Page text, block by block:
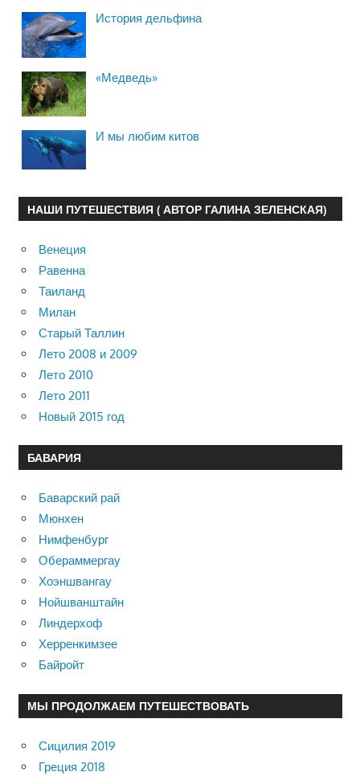
История дельфина
«Медведь»
И мы любим китов
НАШИ ПУТЕШЕСТВИЯ ( АВТОР ГАЛИНА ЗЕЛЕНСКАЯ)
Венеция
Равенна
Таиланд
Милан
Старый Таллин
Лето 2008 и 2009
Лето 2010
Лето 2011
Новый 2015 год
БАВАРИЯ
Баварский рай
Мюнхен
Нимфенбург
Обераммергау
Хоэншвангау
Нойшванштайн
Линдерхоф
Херренкимзее
Байройт
МЫ ПРОДОЛЖАЕМ ПУТЕШЕСТВОВАТЬ
Сицилия 2019
Греция 2018